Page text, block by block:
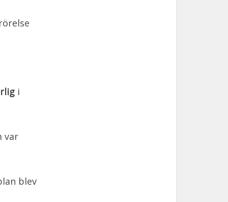
i
var
blev